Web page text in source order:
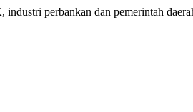
perbankan dan pemerintah